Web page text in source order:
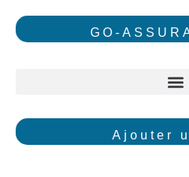
GO-
Ajouter